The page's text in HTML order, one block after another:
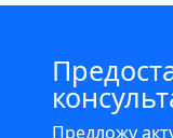
Предложу